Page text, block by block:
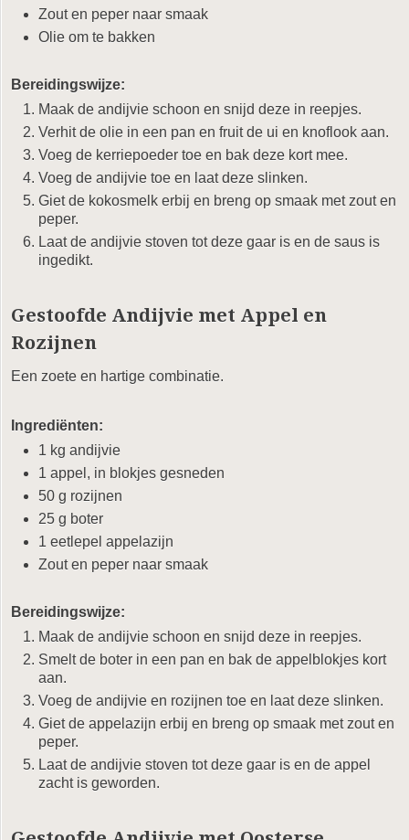
Zout en peper naar smaak
Olie om te bakken
Bereidingswijze:
Maak de andijvie schoon en snijd deze in reepjes.
Verhit de olie in een pan en fruit de ui en knoflook aan.
Voeg de kerriepoeder toe en bak deze kort mee.
Voeg de andijvie toe en laat deze slinken.
Giet de kokosmelk erbij en breng op smaak met zout en
peper.
Laat de andijvie stoven tot deze gaar is en de saus is
ingedikt.
Gestoofde Andijvie met Appel en
Rozijnen
Een zoete en hartige combinatie.
Ingrediënten:
1 kg andijvie
1 appel, in blokjes gesneden
50 g rozijnen
25 g boter
1 eetlepel appelazijn
Zout en peper naar smaak
Bereidingswijze:
Maak de andijvie schoon en snijd deze in reepjes.
Smelt de boter in een pan en bak de appelblokjes kort
aan.
Voeg de andijvie en rozijnen toe en laat deze slinken.
Giet de appelazijn erbij en breng op smaak met zout en
peper.
Laat de andijvie stoven tot deze gaar is en de appel
zacht is geworden.